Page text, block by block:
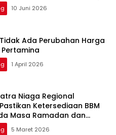
10 Juni 2026
Ada Perubahan Harga
Pertamina
1 April 2026
Niaga Regional
Ketersediaan BBM
Masa Ramadan dan
5 Maret 2026